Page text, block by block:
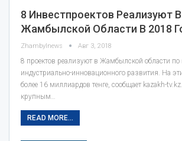
8 Инвестпроектов Реализуют В
Жамбылской Области В 2018
Zhambylnews Авг 3, 2018
8 проектов реализуют в Жамбылской области
индустриально-инновационного развития. На
более 16 миллиардов тенге, сообщает kazakh-
крупным…
READ MORE...